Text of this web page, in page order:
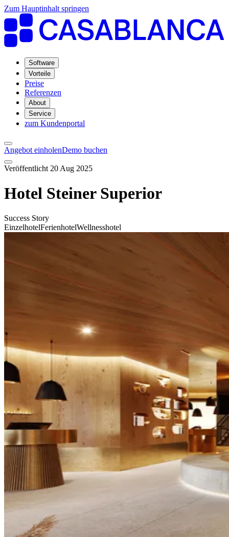
Zum Hauptinhalt springen
Software
Vorteile
Preise
Referenzen
About
Service
zum Kundenportal
Angebot einholenDemo buchen
Veröffentlicht 20 Aug 2025
Hotel Steiner Superior
Success Story
EinzelhotelFerienhotelWellnesshotel